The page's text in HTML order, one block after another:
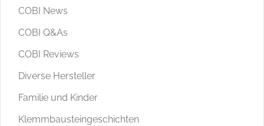
COBI News
COBI Q&As
COBI Reviews
Diverse Hersteller
Familie und Kinder
Klemmbausteingeschichten